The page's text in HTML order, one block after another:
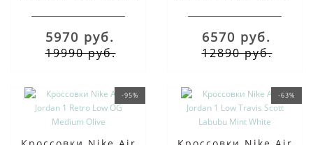
5970 руб.
19990 руб.
6570 руб.
12890 руб.
-95% -63%